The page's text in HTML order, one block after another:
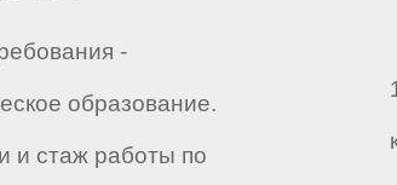
-
образование.
и стаж работы по